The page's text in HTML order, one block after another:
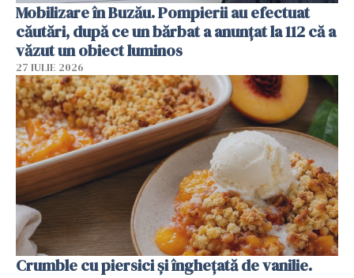
Mobilizare în Buzău. Pompierii au efectuat
căutări, după ce un bărbat a anunțat la 112 că a
văzut un obiect luminos
27 IULIE 2026
Crumble cu piersici și înghețată de vanilie.